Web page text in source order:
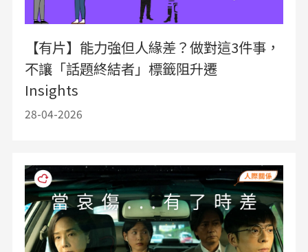
【有片】能力強但人緣差？做對這3件事，
不讓「話題終結者」標籤阻升遷
Insights
28-04-2026